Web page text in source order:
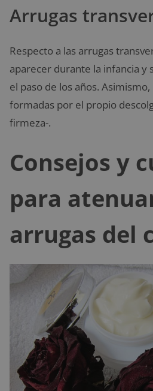
Arrugas
Respecto a las arrugas
aparecer durante la infancia y
el paso de los años.
formadas por el propio
firmeza-.
Consejos y
para
arrugas del